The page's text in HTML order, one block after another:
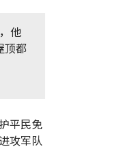
他
顶都
平民免
攻军队